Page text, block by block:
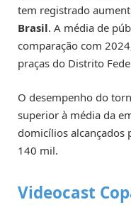
tem registrado
Brasil. A média de
comparação com
praças do Distrito
O desempenho do
superior à média da
domicílios
140 mil.
Videocast